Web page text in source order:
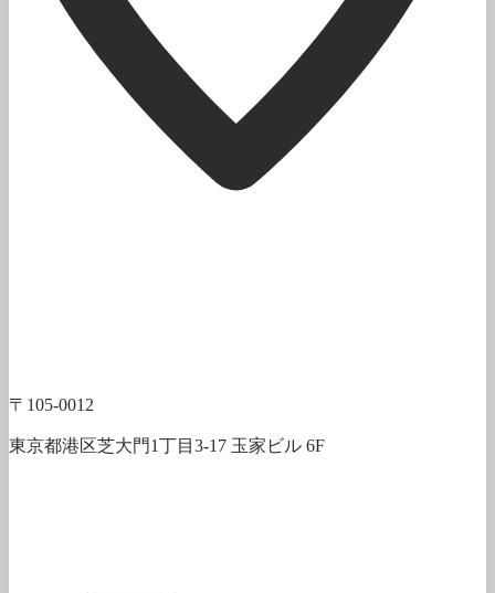
〒105-0012
東京都港区芝大門1丁目3-17 玉家ビル 6F